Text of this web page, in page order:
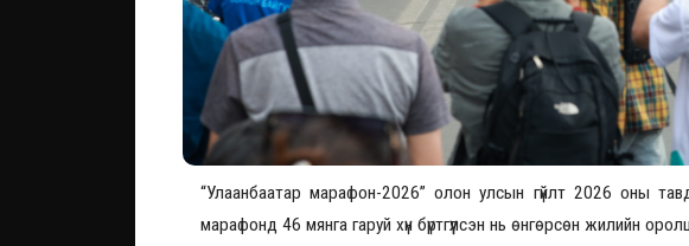
“Улаанбаатар марафон-2026” олон улсын гүйлт 2026 оны
марафонд 46 мянга гаруй хүн бүртгүүлсэн нь өнгөрсөн жилийн